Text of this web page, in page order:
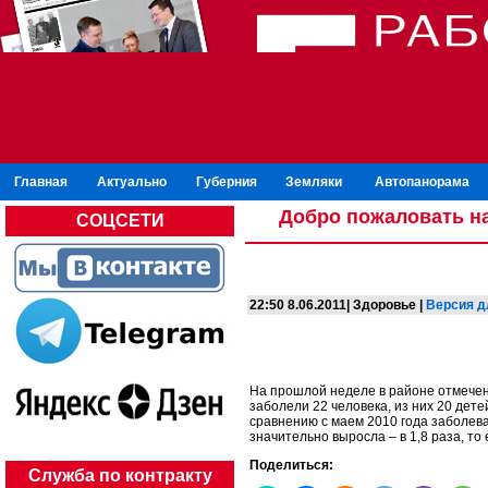
Главная Актуально Губерния Земляки Автопанорама
СОЦСЕТИ
Служба по контракту
Добро пожаловать
22:50 8.06.2011| Здоровье | Версия
На прошлой неделе в районе
заболели 22 человека, из них 20
сравнению с маем 2010 года
значительно выросла – в 1,8 раза, то
Поделиться: